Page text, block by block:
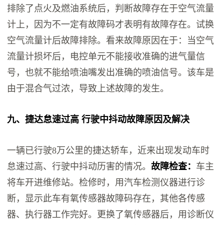
排除了点火及燃油系统后，判断故障存在于空气流量
计上，因为不一定有故障码才表明有故障存在。试换
空气流量计后故障排除。看来故障原因在于：当空气
流量计损坏后，电控单元不能接收准确的进气量信
号，也就不能给喷油嘴发出准确的喷油信号。该车是
由于混合气过浓，导致上述故障的发生。
九、捷达怠速过高 行驶中抖动故障原因及解决
一辆已行驶8万公里的捷达轿车，近来出现发动车时
怠速过高、行驶中抖动历害的情况。故障检查： 车主
将车开进维修站。检修时，用汽车检测仪器进行诊
断，显示此车有氧传感器故障码存在，其他各传感
器、执行器工作完好。更换了氧传感器后，用诊断仪